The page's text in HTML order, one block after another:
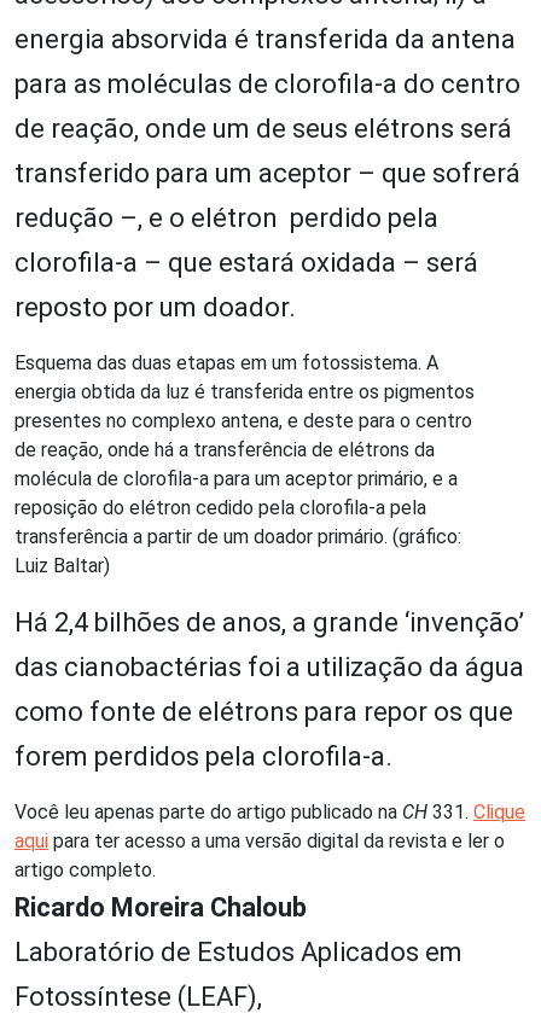
energia absorvida é transferida da antena
para as moléculas de clorofila-a do centro
de reação, onde um de seus elétrons será
transferido para um aceptor – que sofrerá
redução –, e o elétron perdido pela
clorofila-a – que estará oxidada – será
reposto por um doador.
Esquema das duas etapas em um fotossistema. A
energia obtida da luz é transferida entre os pigmentos
presentes no complexo antena, e deste para o centro
de reação, onde há a transferência de elétrons da
molécula de clorofila-a para um aceptor primário, e a
reposição do elétron cedido pela clorofila-a pela
transferência a partir de um doador primário. (gráfico:
Luiz Baltar)
Há 2,4 bilhões de anos, a grande ‘invenção’
das cianobactérias foi a utilização da água
como fonte de elétrons para repor os que
forem perdidos pela clorofila-a.
Você leu apenas parte do artigo publicado na CH 331. Clique
aqui para ter acesso a uma versão digital da revista e ler o
artigo completo.
Ricardo Moreira Chaloub
Laboratório de Estudos Aplicados em
Fotossíntese (LEAF),